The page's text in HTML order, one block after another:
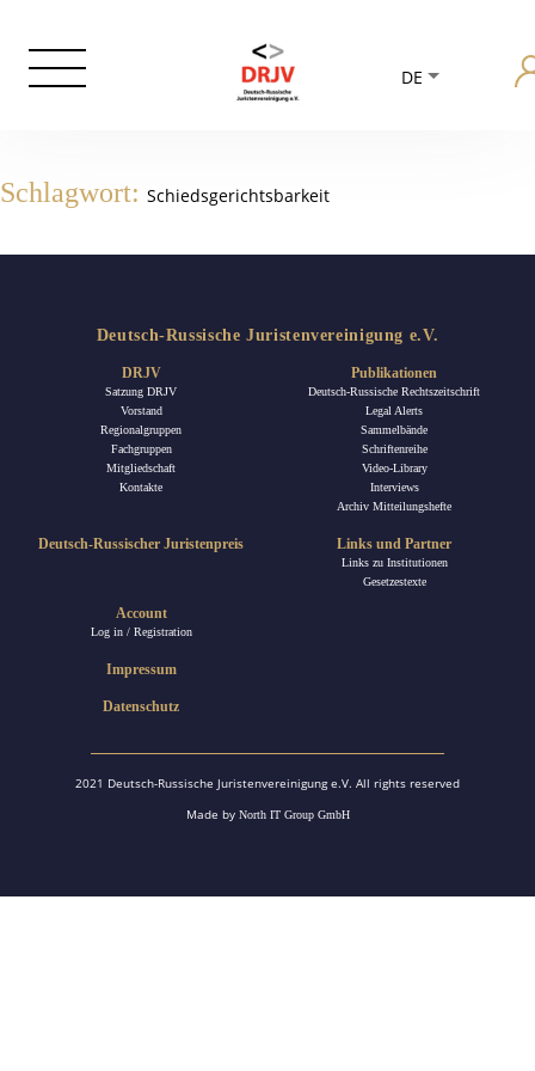
DE
Schlagwort: Schiedsgerichtsbarkeit
Deutsch-Russische Juristenvereinigung e.V.
DRJV
Satzung DRJV
Vorstand
Regionalgruppen
Fachgruppen
Mitgliedschaft
Kontakte
Publikationen
Deutsch-Russische Rechtszeitschrift
Legal Alerts
Sammelbände
Schriftenreihe
Video-Library
Interviews
Archiv Mitteilungshefte
Deutsch-Russischer Juristenpreis
Account
Log in / Registration
Links und Partner
Links zu Institutionen
Gesetzestexte
Impressum
Datenschutz
2021 Deutsch-Russische Juristenvereinigung e.V. All rights reserved
Made by North IT Group GmbH